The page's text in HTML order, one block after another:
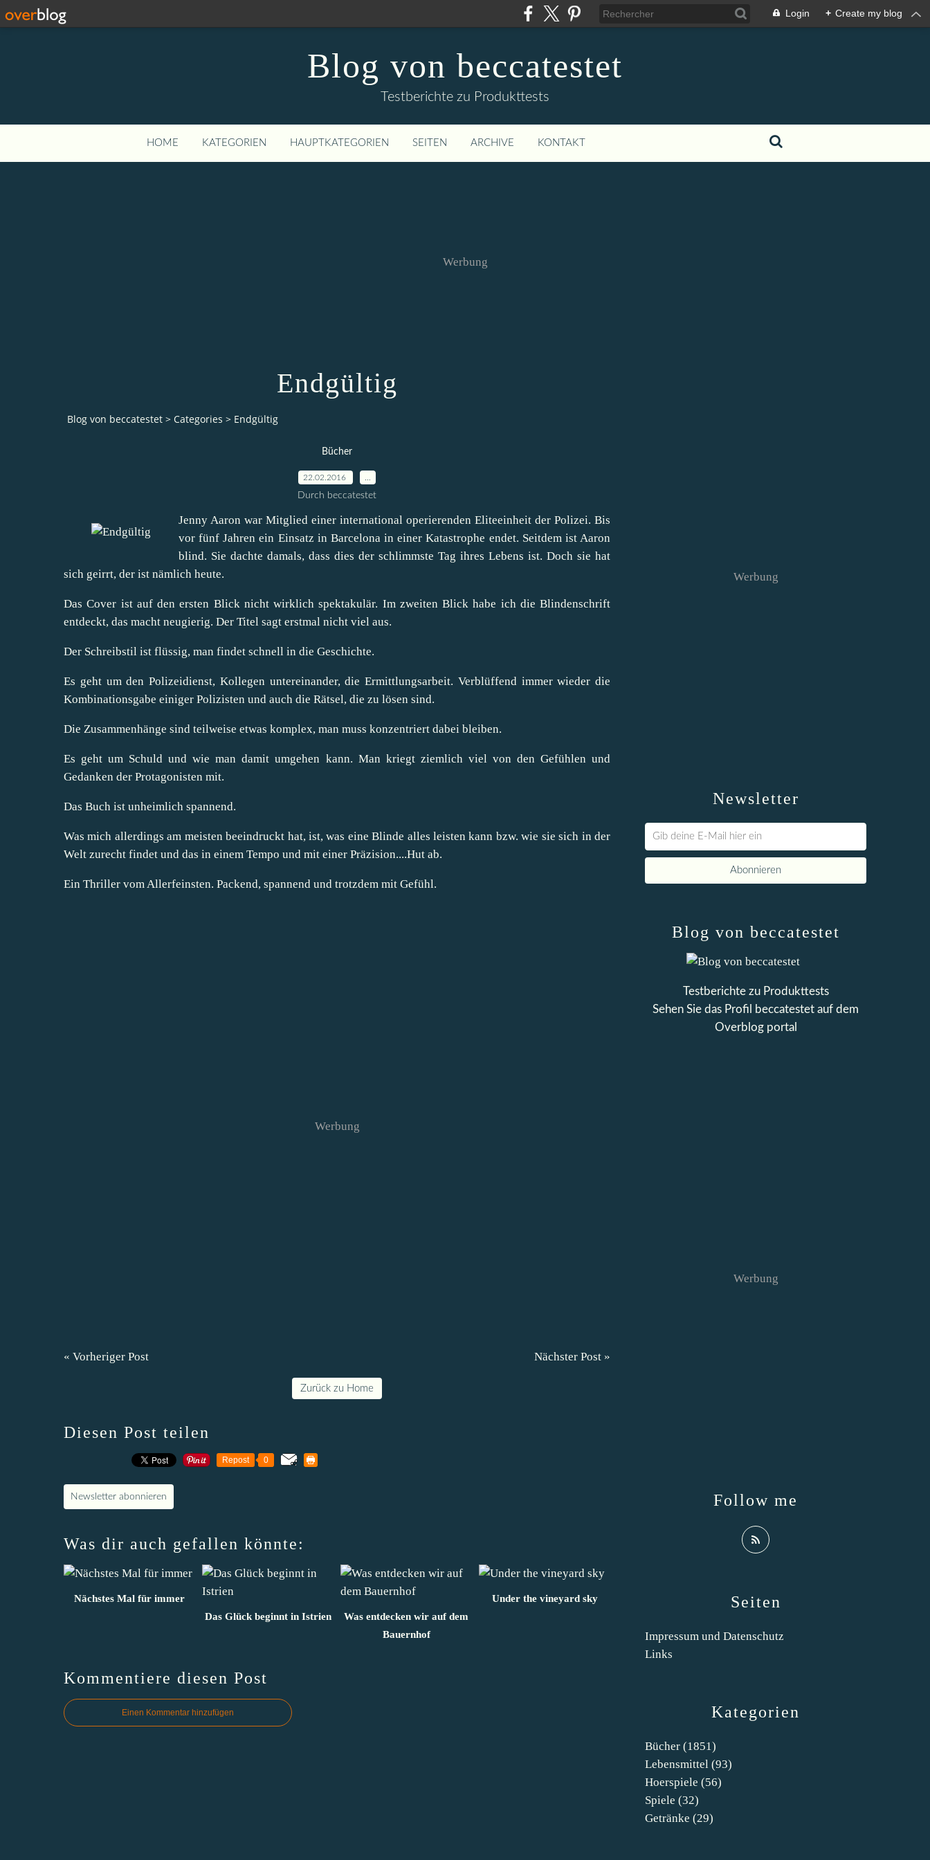
Login + Create my blog
Blog von beccatestet
Testberichte zu Produkttests
HOME KATEGORIEN HAUPTKATEGORIEN SEITEN ARCHIVE KONTAKT
Werbung
Endgültig
Blog von beccatestet > Categories > Endgültig
Bücher
22.02.2016
Durch beccatestet
Jenny Aaron war Mitglied einer international operierenden Eliteeinheit der Polizei. Bis
vor fünf Jahren ein Einsatz in Barcelona in einer Katastrophe endet. Seitdem ist Aaron
blind. Sie dachte damals, dass dies der schlimmste Tag ihres Lebens ist. Doch sie hat
sich geirrt, der ist nämlich heute.
Das Cover ist auf den ersten Blick nicht wirklich spektakulär. Im zweiten Blick habe ich die Blindenschrift
entdeckt, das macht neugierig. Der Titel sagt erstmal nicht viel aus.
Der Schreibstil ist flüssig, man findet schnell in die Geschichte.
Es geht um den Polizeidienst, Kollegen untereinander, die Ermittlungsarbeit. Verblüffend immer wieder die
Kombinationsgabe einiger Polizisten und auch die Rätsel, die zu lösen sind.
Die Zusammenhänge sind teilweise etwas komplex, man muss konzentriert dabei bleiben.
Es geht um Schuld und wie man damit umgehen kann. Man kriegt ziemlich viel von den Gefühlen und
Gedanken der Protagonisten mit.
Das Buch ist unheimlich spannend.
Was mich allerdings am meisten beeindruckt hat, ist, was eine Blinde alles leisten kann bzw. wie sie sich in der
Welt zurecht findet und das in einem Tempo und mit einer Präzision....Hut ab.
Ein Thriller vom Allerfeinsten. Packend, spannend und trotzdem mit Gefühl.
Werbung
« Vorheriger Post Nächster Post »
Zurück zu Home
Diesen Post teilen
Repost 0
Newsletter abonnieren
Was dir auch gefallen könnte:
Nächstes Mal für immer
Das Glück beginnt in Istrien
Was entdecken wir auf dem
Bauernhof
Under the vineyard sky
Kommentiere diesen Post
Einen Kommentar hinzufügen
Newsletter
Werbung
Kategorien
Bücher (1851)
Lebensmittel (93)
Hoerspiele (56)
Spiele (32)
Getränke (29)
Seiten
Impressum und Datenschutz
Links
Blog von beccatestet
Testberichte zu Produkttests
Sehen Sie das Profil
beccatestet auf dem
Overblog portal
Follow me
Werbung